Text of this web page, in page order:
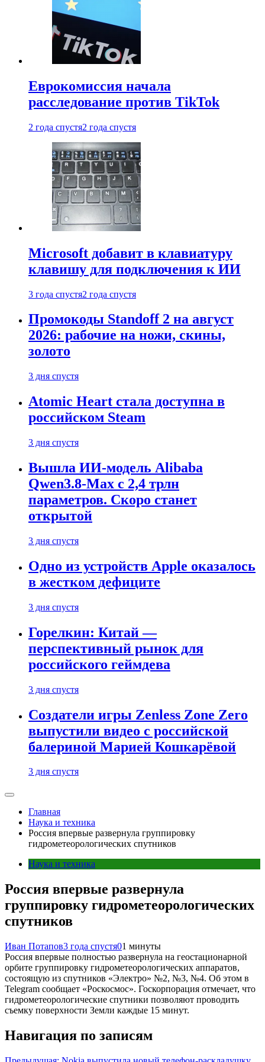
Еврокомиссия начала
расследование против TikTok
2 года спустя2 года спустя
Microsoft добавит в клавиатуру
клавишу для подключения к ИИ
3 года спустя2 года спустя
Промокоды Standoff 2 на август
2026: рабочие на ножи, скины,
золото
3 дня спустя
Atomic Heart стала доступна в
российском Steam
3 дня спустя
Вышла ИИ-модель Alibaba
Qwen3.8-Max с 2,4 трлн
параметров. Скоро станет
открытой
3 дня спустя
Одно из устройств Apple оказалось
в жестком дефиците
3 дня спустя
Горелкин: Китай —
перспективный рынок для
российского геймдева
3 дня спустя
Создатели игры Zenless Zone Zero
выпустили видео с российской
балериной Марией Кошкарёвой
3 дня спустя
Главная
Наука и техника
Россия впервые развернула группировку
гидрометеорологических спутников
Наука и техника
Россия впервые развернула
группировку гидрометеорологических
спутников
Иван Потапов3 года спустя01 минуты
Россия впервые полностью развернула на геостационарной
орбите группировку гидрометеорологических аппаратов,
состоящую из спутников «Электро» №2, №3, №4. Об этом в
Telegram сообщает «Роскосмос». Госкорпорация отмечает, что
гидрометеорологические спутники позволяют проводить
съемку поверхности Земли каждые 15 минут.
Навигация по записям